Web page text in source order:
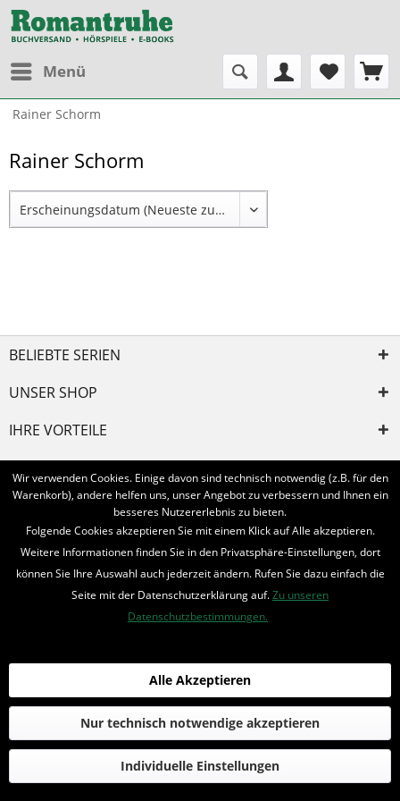
Menü
Rainer Schorm
Rainer Schorm
BELIEBTE SERIEN
UNSER SHOP
IHRE VORTEILE
INFORMIERT BLEIBEN
Bestellung widerrufen
* Alle Preise inkl. MwSt. und zzgl. Bearbeitungspauschale
© 2016-2022 Romantruhe - Buchversand, Joachim Otto
die profilschmiede - Internetagentur
Wir verwenden Cookies. Einige davon sind technisch notwendig (z.B. für den
Warenkorb), andere helfen uns, unser Angebot zu verbessern und Ihnen ein
besseres Nutzererlebnis zu bieten.
Folgende Cookies akzeptieren Sie mit einem Klick auf Alle akzeptieren.
Weitere Informationen finden Sie in den Privatsphäre-Einstellungen, dort
können Sie Ihre Auswahl auch jederzeit ändern. Rufen Sie dazu einfach die
Seite mit der Datenschutzerklärung auf.Zu unseren
Datenschutzbestimmungen.
Individuelle Einstellungen
Nur technisch notwendige akzeptieren
Alle Akzeptieren